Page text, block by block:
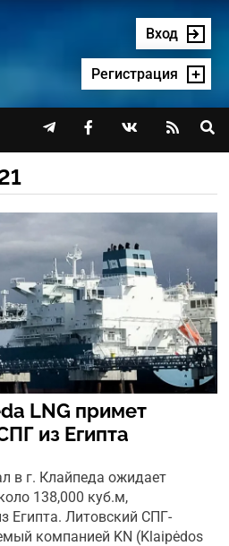
Вход
Регистрация
   
LNG примет
из Египта
в г. Клайпеда ожидает
138,000 куб.м,
Египта. Литовский СПГ-
компанией KN (Klaipėdos